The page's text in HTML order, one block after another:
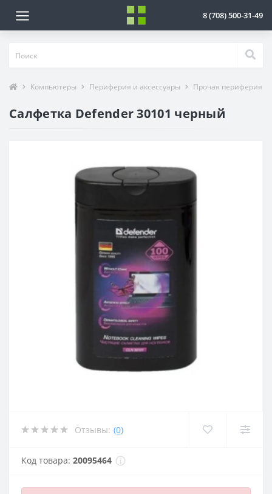
8 (708) 500-31-49
Компьютеры Периферия и аксессуары Прочая периферия
Салфетка Defender 30101 черный
Отзывы: (0)
Код товара: 20095464